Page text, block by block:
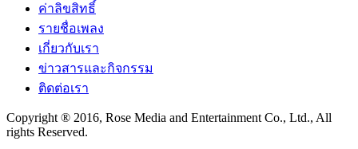
ค่าลิขสิทธิ์
รายชื่อเพลง
เกี่ยวกับเรา
ข่าวสารและกิจกรรม
ติดต่อเรา
Copyright ® 2016, Rose Media and Entertainment Co., Ltd., All
rights Reserved.